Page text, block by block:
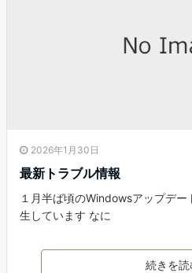
2026年1月30日
最新トラブル情報
１月半ば頃のWindowsアップデ
生しています なに
続きを読